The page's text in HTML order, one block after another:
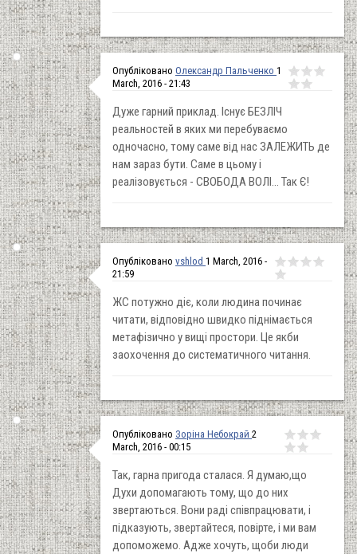
Опубліковано Олександр Пальченко 1
March, 2016 - 21:43
Дуже гарний приклад. Існує БЕЗЛІЧ
реальностей в яких ми перебуваємо
одночасно, тому саме від нас ЗАЛЕЖИТЬ де
нам зараз бути. Саме в цьому і
реалізовується - СВОБОДА ВОЛІ... Так Є!
Опубліковано vshlod 1 March, 2016 -
21:59
ЖС потужно діє, коли людина починає
читати, відповідно швидко піднімається
метафізично у вищі простори. Це якби
заохочення до систематичного читання.
Опубліковано Зоріна Небокрай 2
March, 2016 - 00:15
Так, гарна пригода сталася. Я думаю,що
Духи допомагають тому, що до них
звертаються. Вони раді співпрацювати, і
підказують, звертайтеся, повірте, і ми вам
допоможемо. Адже хочуть, щоби люди